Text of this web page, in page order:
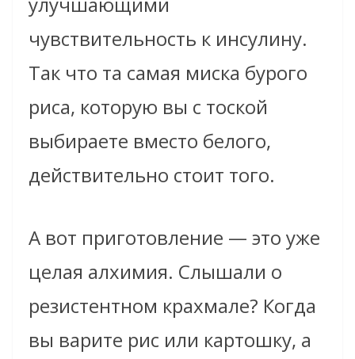
чувствительность к инсулину.
Так что та самая миска бурого
риса, которую вы с тоской
выбираете вместо белого,
действительно стоит того.
А вот приготовление — это уже
целая алхимия. Слышали о
резистентном крахмале? Когда
вы варите рис или картошку, а